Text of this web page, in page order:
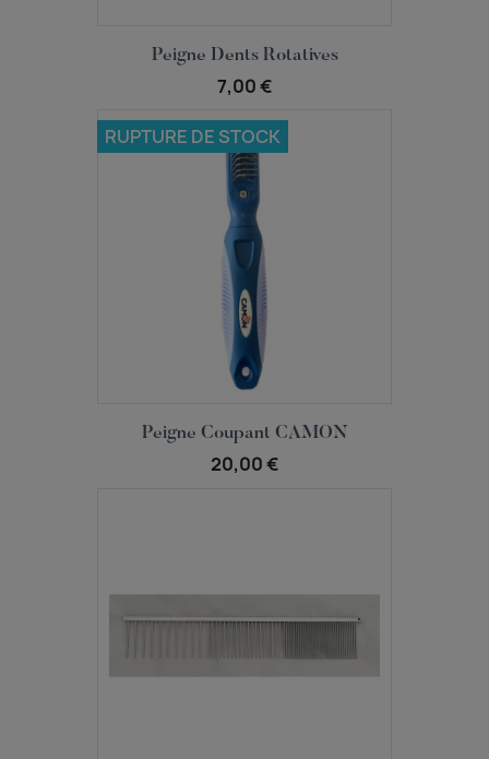
Aperçu rapide
Peigne Dents Rotatives
7,00 €
 Aperçu rapide
Peigne Coupant CAMON
20,00 €
RUPTURE DE STOCK